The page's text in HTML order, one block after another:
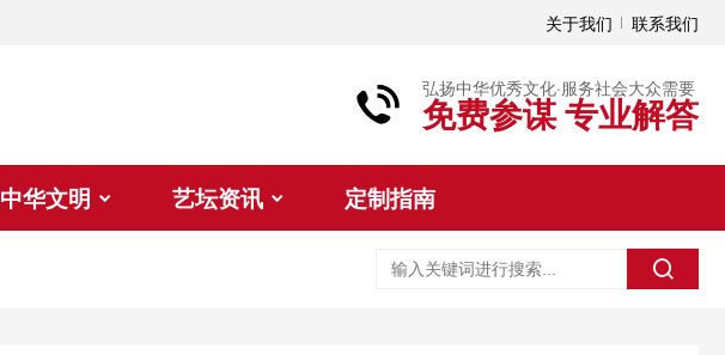
关于我们 联系我们
弘扬中华优秀文化·服务社会大众需要
免费参谋 专业解答
中华文明 艺坛资讯 定制指南